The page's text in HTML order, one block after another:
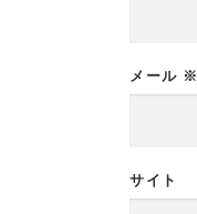
メール ※
サイト